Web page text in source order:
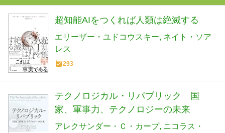
超知能AIをつくれば人類は絶滅する
エリーザー・ユドコウスキー ネイト・ソア
レス
293
テクノロジカル・リパブリック 国
家、軍事力、テクノロジーの未来
アレクサンダー・Ｃ・カープ ニコラス・